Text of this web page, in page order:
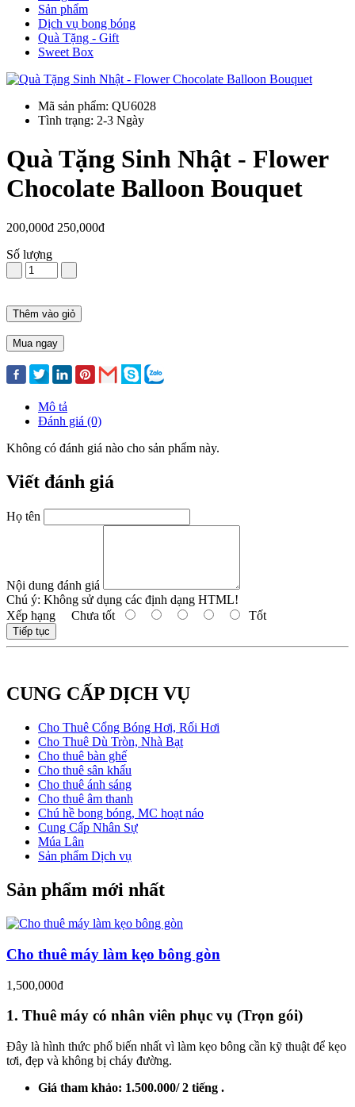
Sản phẩm
Dịch vụ bong bóng
Quà Tặng - Gift
Sweet Box
Mã sản phẩm: QU6028
Tình trạng: 2-3 Ngày
Quà Tặng Sinh Nhật - Flower
Chocolate Balloon Bouquet
200,000đ 250,000đ
Số lượng
Thêm vào giỏ
Mua ngay
Mô tả
Đánh giá (0)
Không có đánh giá nào cho sản phẩm này.
Viết đánh giá
Họ tên
Nội dung đánh giá
Chú ý: Không sử dụng các định dạng HTML!
Xếp hạng Chưa tốt Tốt
Tiếp tục
CUNG CẤP DỊCH VỤ
Cho Thuê Cổng Bóng Hơi, Rối Hơi
Cho Thuê Dù Tròn, Nhà Bạt
Cho thuê bàn ghế
Cho thuê sân khấu
Cho thuê ánh sáng
Cho thuê âm thanh
Chú hề bong bóng, MC hoạt náo
Cung Cấp Nhân Sự
Múa Lân
Sản phẩm Dịch vụ
Sản phẩm mới nhất
Cho thuê máy làm kẹo bông gòn
1,500,000đ
1. Thuê máy có nhân viên phục vụ (Trọn gói)
Đây là hình thức phổ biến nhất vì làm kẹo bông cần kỹ thuật để kẹo
tơi, đẹp và không bị cháy đường.
Giá tham khảo: 1.500.000/ 2 tiếng .